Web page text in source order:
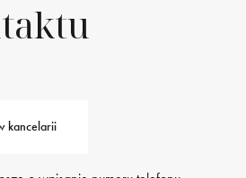
kancelarii